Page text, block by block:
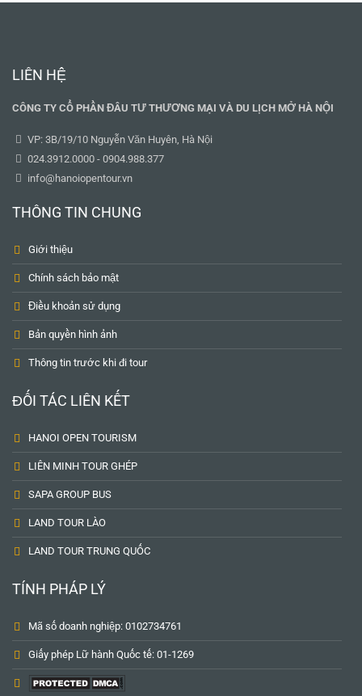
LIÊN HỆ
CÔNG TY CỔ PHẦN ĐÂU TƯ THƯƠNG MẠI VÀ DU LỊCH MỞ HÀ NỘI
VP: 3B/19/10 Nguyễn Văn Huyên, Hà Nội
024.3912.0000 - 0904.988.377
info@hanoiopentour.vn
THÔNG TIN CHUNG
Giới thiệu
Chính sách bảo mật
Điều khoản sử dụng
Bản quyền hình ảnh
Thông tin trước khi đi tour
ĐỐI TÁC LIÊN KẾT
HANOI OPEN TOURISM
LIÊN MINH TOUR GHÉP
SAPA GROUP BUS
LAND TOUR LÀO
LAND TOUR TRUNG QUỐC
TÍNH PHÁP LÝ
Mã số doanh nghiệp: 0102734761
Giấy phép Lữ hành Quốc tế: 01-1269